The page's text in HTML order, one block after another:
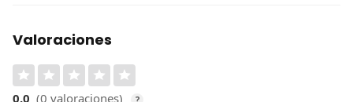
Valoraciones
0.0 (0 valoraciones) ?